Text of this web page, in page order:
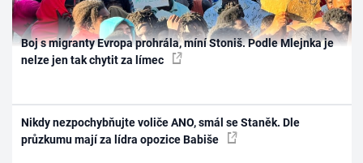
Boj s migranty Evropa prohrála, míní Stoniš. Podle Mlejnka je
nelze jen tak chytit za límec
Nikdy nezpochybňujte voliče ANO, smál se Staněk. Dle
průzkumu mají za lídra opozice Babiše